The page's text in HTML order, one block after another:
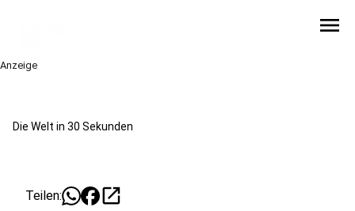
menu
Anzeige
Die Welt in 30 Sekunden
Teilen: open_in_new